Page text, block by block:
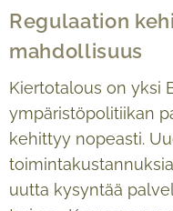
Regulaation
mahdollisuus
Kiertotalous on yksi
ympäristöpolitiikan
kehittyy nopeasti.
uutta kysyntää